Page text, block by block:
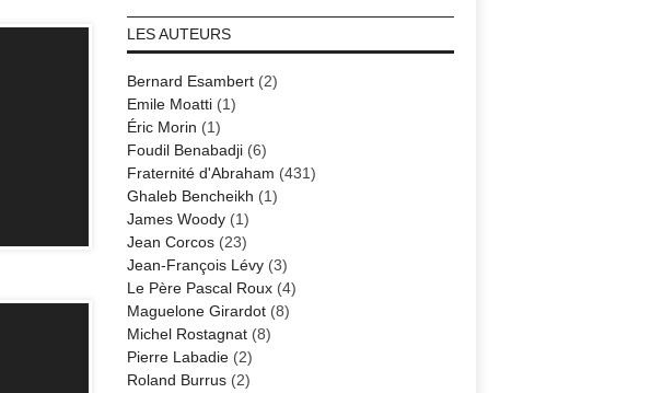
LES AUTEURS
Bernard Esambert(2)
Emile Moatti(1)
Éric Morin (1)
Foudil Benabadji(6)
Fraternité d'Abraham (431)
Ghaleb Bencheikh (1)
James Woody(1)
Jean Corcos(23)
Jean-François Lévy(3)
Le Père Pascal Roux(4)
Maguelone Girardot(8)
Michel Rostagnat(8)
Pierre Labadie(2)
Roland Burrus(2)